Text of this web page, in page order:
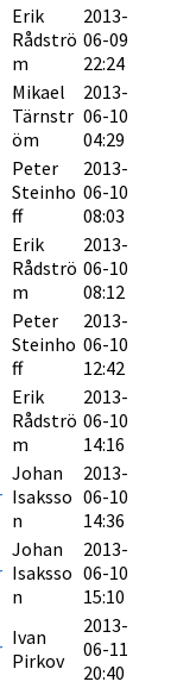
Erik
Rådströ
m
2013-
06-09
22:24
Mikael
Tärnstr
öm
2013-
06-10
04:29
Peter
Steinho
ff
2013-
06-10
08:03
Erik
Rådströ
m
2013-
06-10
08:12
Peter
Steinho
ff
2013-
06-10
12:42
Erik
Rådströ
m
2013-
06-10
14:16
Johan
Isaksso
n
2013-
06-10
14:36
Johan
Isaksso
n
2013-
06-10
15:10
Ivan
Pirkov
2013-
06-11
20:40